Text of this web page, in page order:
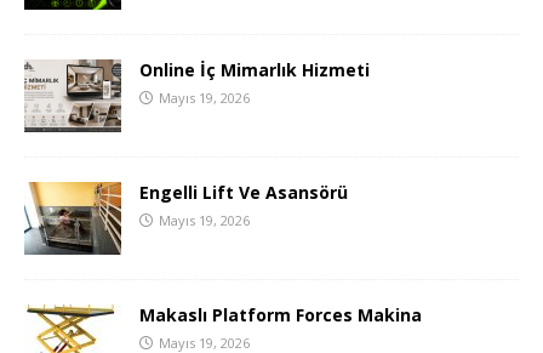
Online İç Mimarlık Hizmeti
Mayıs 19, 2026
Engelli Lift Ve Asansörü
Mayıs 19, 2026
Makaslı Platform Forces Makina
Mayıs 19, 2026